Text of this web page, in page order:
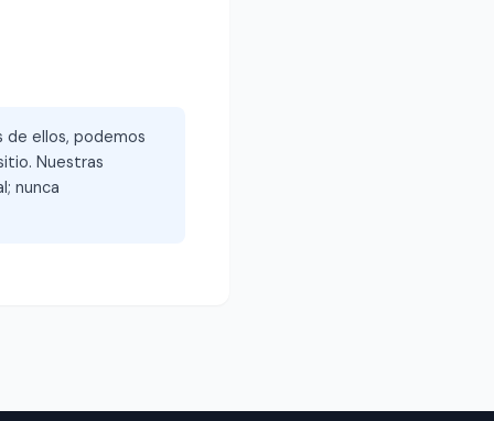
de ellos, podemos
Nuestras
nunca